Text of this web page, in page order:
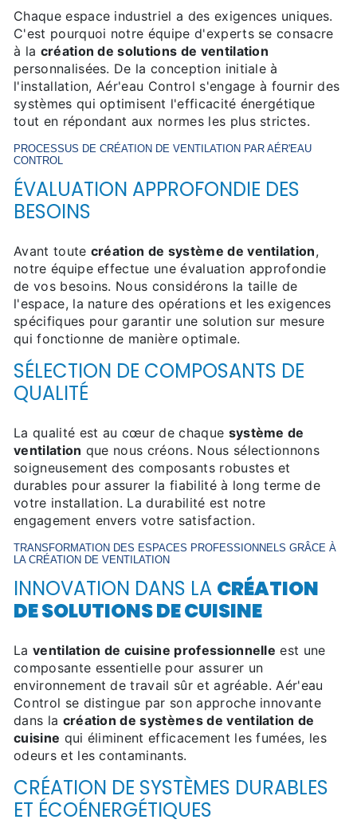
Chaque espace industriel a des exigences uniques.
C'est pourquoi notre équipe d'experts se consacre
à la création de solutions de ventilation
personnalisées. De la conception initiale à
l'installation, Aér'eau Control s'engage à fournir des
systèmes qui optimisent l'efficacité énergétique
tout en répondant aux normes les plus strictes.
PROCESSUS DE CRÉATION DE VENTILATION PAR AÉR'EAU
CONTROL
ÉVALUATION APPROFONDIE DES
BESOINS
Avant toute création de système de ventilation,
notre équipe effectue une évaluation approfondie
de vos besoins. Nous considérons la taille de
l'espace, la nature des opérations et les exigences
spécifiques pour garantir une solution sur mesure
qui fonctionne de manière optimale.
SÉLECTION DE COMPOSANTS DE
QUALITÉ
La qualité est au cœur de chaque système de
ventilation que nous créons. Nous sélectionnons
soigneusement des composants robustes et
durables pour assurer la fiabilité à long terme de
votre installation. La durabilité est notre
engagement envers votre satisfaction.
TRANSFORMATION DES ESPACES PROFESSIONNELS GRÂCE À
LA CRÉATION DE VENTILATION
INNOVATION DANS LA CRÉATION
DE SOLUTIONS DE CUISINE
La ventilation de cuisine professionnelle est une
composante essentielle pour assurer un
environnement de travail sûr et agréable. Aér'eau
Control se distingue par son approche innovante
dans la création de systèmes de ventilation de
cuisine qui éliminent efficacement les fumées, les
odeurs et les contaminants.
CRÉATION DE SYSTÈMES DURABLES
ET ÉCOÉNERGÉTIQUES